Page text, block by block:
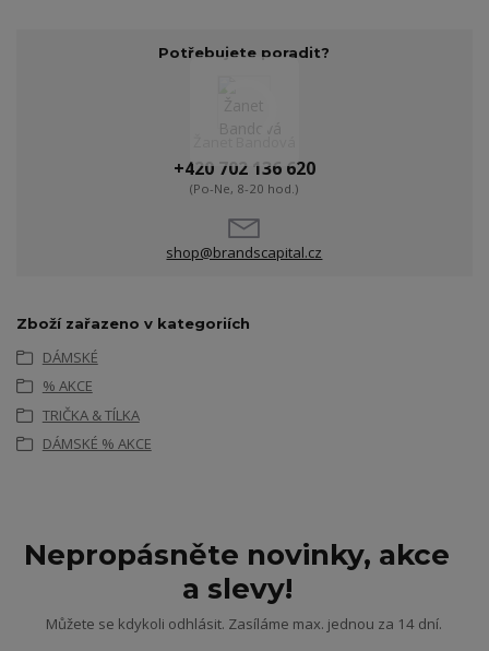
Potřebujete poradit?
+420 702 136 620
(Po-Ne, 8-20 hod.)
shop@brandscapital.cz
Zboží zařazeno v kategoriích
DÁMSKÉ
% AKCE
TRIČKA & TÍLKA
DÁMSKÉ % AKCE
Nepropásněte novinky, akce
a slevy!
Můžete se kdykoli odhlásit. Zasíláme max. jednou za 14 dní.